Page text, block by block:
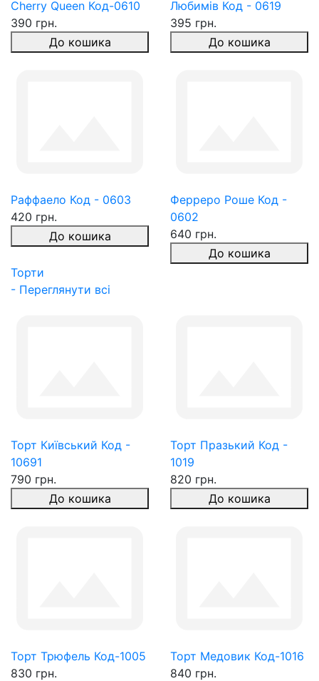
Cherry Queen Код-0610
390 грн.
До кошика
Любимів Код - 0619
395 грн.
До кошика
Раффаело Код - 0603
420 грн.
До кошика
Ферреро Роше Код -
0602
640 грн.
До кошика
Торти
- Переглянути всі
Торт Київський Код -
10691
790 грн.
До кошика
Торт Празький Код -
1019
820 грн.
До кошика
Торт Трюфель Код-1005
830 грн.
Торт Медовик Код-1016
840 грн.